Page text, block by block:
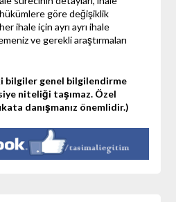
göre değişiklik
ihale için ayrı ayrı ihale
ve gerekli araştırmaları
bilgiler genel bilgilendirme
niteliği taşımaz. Özel
danışmanız önemlidir.)